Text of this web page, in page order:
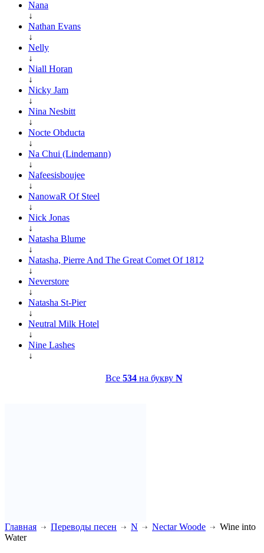
Nana
↓
Nathan Evans
↓
Nelly
↓
Niall Horan
↓
Nicky Jam
↓
Nina Nesbitt
↓
Nocte Obducta
↓
Na Chui (Lindemann)
↓
Nafeesisboujee
↓
NanowaR Of Steel
↓
Nick Jonas
↓
Natasha Blume
↓
Natasha, Pierre And The Great Comet Of 1812
↓
Neverstore
↓
Natasha St-Pier
↓
Neutral Milk Hotel
↓
Nine Lashes
↓
Все 534на букву N
Главная Переводы песен N Nectar Woode
Wine into
Water